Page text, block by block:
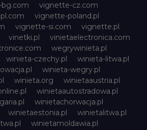
vignette-cz.com
vignette-poland.pl
vignette-si.com
vignette.pl
vinetki.pl
vinietaelectronica.com
wegrywinieta.pl
winieta-czechy.pl
winieta-litwa.pl
winieta-wegry.pl
winieta.org
winietaaustria.pl
winietaautostradowa.pl
winietachorwacja.pl
winietaestonia.pl
winietalitwa.pl
winietamoldawia.pl